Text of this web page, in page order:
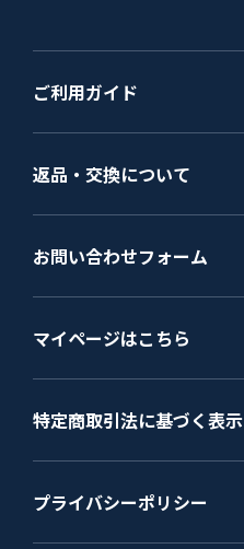
ご利用ガイド
返品・交換について
お問い合わせフォーム
マイページはこちら
特定商取引法に基づく表示
プライバシーポリシー